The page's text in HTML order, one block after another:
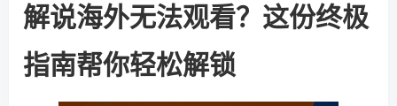
解说海外无法观看？这份终极
指南帮你轻松解锁